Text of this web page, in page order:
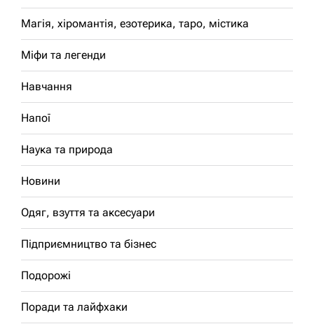
Магія, хіромантія, езотерика, таро, містика
Міфи та легенди
Навчання
Напої
Наука та природа
Новини
Одяг, взуття та аксесуари
Підприємництво та бізнес
Подорожі
Поради та лайфхаки